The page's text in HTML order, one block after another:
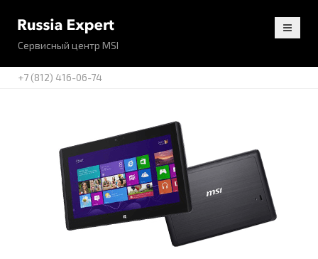
Сервисный центр MSI
+7 (812) 416-06-74